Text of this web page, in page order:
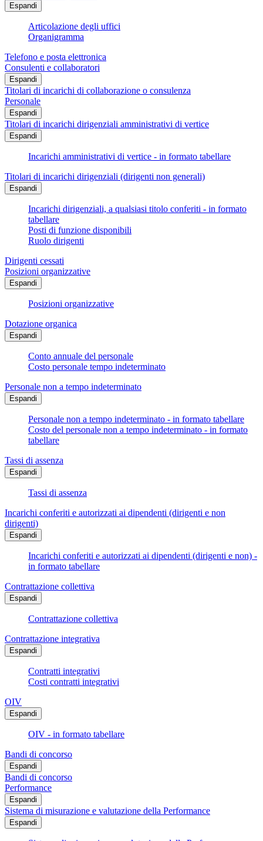
Espandi
Articolazione degli uffici
Organigramma
Telefono e posta elettronica
Consulenti e collaboratori
Espandi
Titolari di incarichi di collaborazione o consulenza
Personale
Espandi
Titolari di incarichi dirigenziali amministrativi di vertice
Espandi
Incarichi amministrativi di vertice - in formato tabellare
Titolari di incarichi dirigenziali (dirigenti non generali)
Espandi
Incarichi dirigenziali, a qualsiasi titolo conferiti - in formato
tabellare
Posti di funzione disponibili
Ruolo dirigenti
Dirigenti cessati
Posizioni organizzative
Espandi
Posizioni organizzative
Dotazione organica
Espandi
Conto annuale del personale
Costo personale tempo indeterminato
Personale non a tempo indeterminato
Espandi
Personale non a tempo indeterminato - in formato tabellare
Costo del personale non a tempo indeterminato - in formato
tabellare
Tassi di assenza
Espandi
Tassi di assenza
Incarichi conferiti e autorizzati ai dipendenti (dirigenti e non
dirigenti)
Espandi
Incarichi conferiti e autorizzati ai dipendenti (dirigenti e non) -
in formato tabellare
Contrattazione collettiva
Espandi
Contrattazione collettiva
Contrattazione integrativa
Espandi
Contratti integrativi
Costi contratti integrativi
OIV
Espandi
OIV - in formato tabellare
Bandi di concorso
Espandi
Bandi di concorso
Performance
Espandi
Sistema di misurazione e valutazione della Performance
Espandi